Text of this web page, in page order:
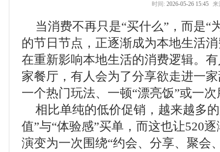
时间: 2026-05-26 15:45 来
当消费不再只是“买什么”，而是“
的节日节点，正逐渐成为本地生活
在重新影响本地生活的消费逻辑。
家餐厅，有人会为了分享欲走进一
一个热门玩法、一顿“漂亮饭”或一
相比单纯的低价促销，越来越多
值”与“体验感”买单，而这也让520
演变为一次围绕“约会、分享、聚会